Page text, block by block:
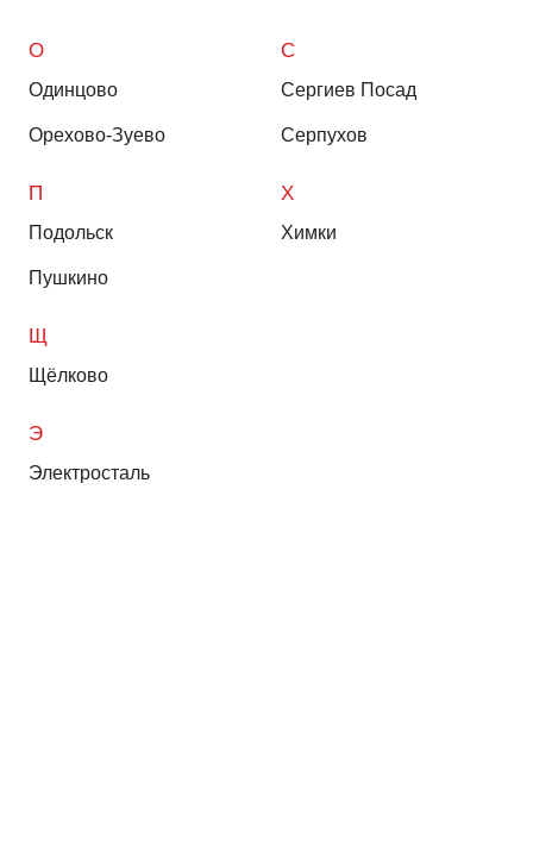
О
Одинцово
Орехово-Зуево
П
Подольск
Пушкино
С
Сергиев Посад
Серпухов
Х
Химки
Щ
Щёлково
Э
Электросталь